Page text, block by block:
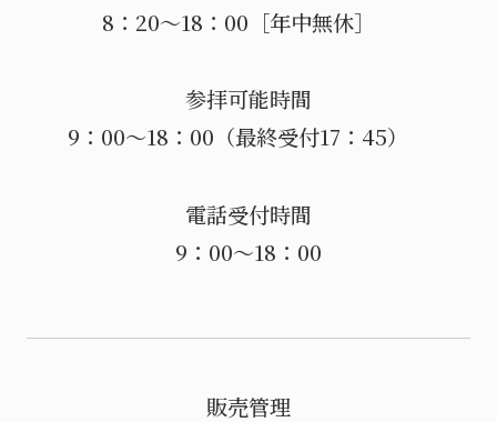
8：20～18：00［年中無休］
参拝可能時間
9：00～18：00（最終受付17：45）
電話受付時間
9：00～18：00
販売管理